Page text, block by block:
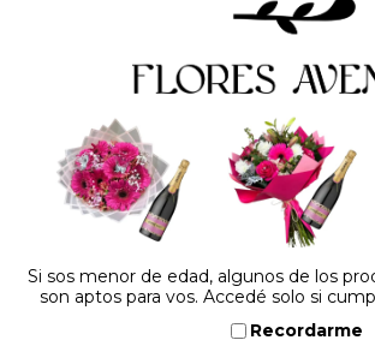
Dejá tu opinión
NOMBRE
Si sos menor de edad, algunos de los
son aptos para vos. Accedé solo si
Recordarme